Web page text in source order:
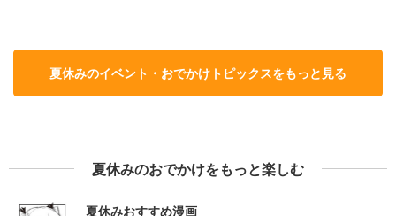
夏休みのイベント・おでかけトピックスをもっと見る
夏休みのおでかけをもっと楽しむ
夏休みおすすめ漫画